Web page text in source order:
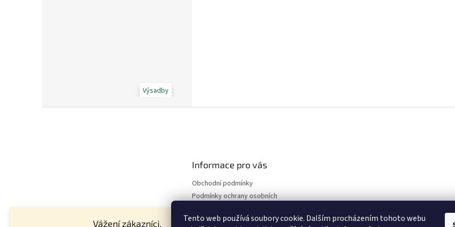
Tento web používá soubory cookie. Dalším procházením tohoto webu
Vážení zákazníci,
Výsadby
Informace pro vás
Obchodní podmínky
Podmínky ochrany osobních
Hnojivo - základní informace